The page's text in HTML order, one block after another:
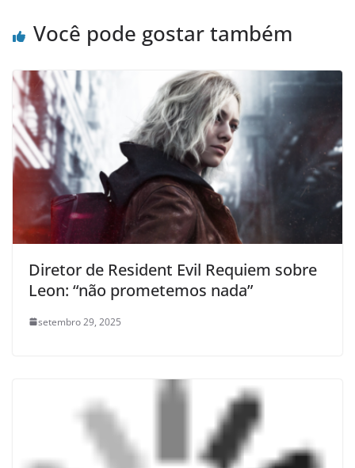
Você pode gostar também
Diretor de Resident Evil Requiem sobre
Leon: “não prometemos nada”
setembro 29, 2025